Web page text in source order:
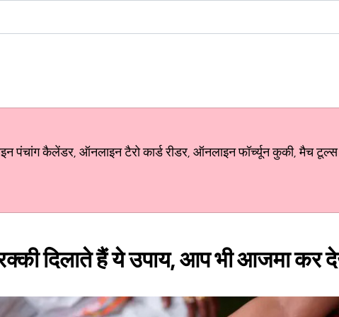
पंचांग कैलेंडर, ऑनलाइन टैरो कार्ड रीडर, ऑनलाइन फॉर्च्यून कुकी, मैच टूल्स
दिलाते हैं ये उपाय, आप भी आजमा कर